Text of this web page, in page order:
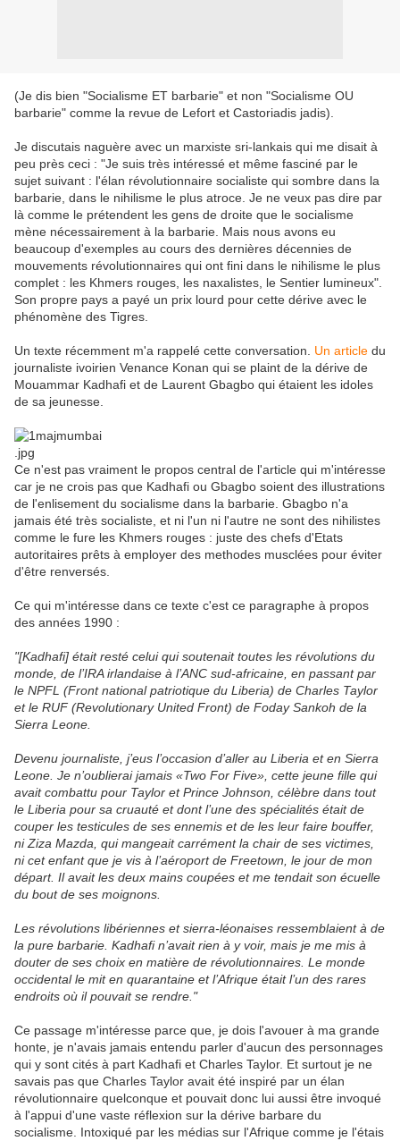
(Je dis bien "Socialisme ET barbarie" et non "Socialisme OU
barbarie" comme la revue de Lefort et Castoriadis jadis).
Je discutais naguère avec un marxiste sri-lankais qui me disait à
peu près ceci : "Je suis très intéressé et même fasciné par le
sujet suivant : l'élan révolutionnaire socialiste qui sombre dans la
barbarie, dans le nihilisme le plus atroce. Je ne veux pas dire par
là comme le prétendent les gens de droite que le socialisme
mène nécessairement à la barbarie. Mais nous avons eu
beaucoup d'exemples au cours des dernières décennies de
mouvements révolutionnaires qui ont fini dans le nihilisme le plus
complet : les Khmers rouges, les naxalistes, le Sentier lumineux".
Son propre pays a payé un prix lourd pour cette dérive avec le
phénomène des Tigres.
Un texte récemment m'a rappelé cette conversation. Un article du
journaliste ivoirien Venance Konan qui se plaint de la dérive de
Mouammar Kadhafi et de Laurent Gbagbo qui étaient les idoles
de sa jeunesse.
Ce n'est pas vraiment le propos central de l'article qui m'intéresse
car je ne crois pas que Kadhafi ou Gbagbo soient des illustrations
de l'enlisement du socialisme dans la barbarie. Gbagbo n'a
jamais été très socialiste, et ni l'un ni l'autre ne sont des nihilistes
comme le fure les Khmers rouges : juste des chefs d'Etats
autoritaires prêts à employer des methodes musclées pour éviter
d'être renversés.
Ce qui m'intéresse dans ce texte c'est ce paragraphe à propos
des années 1990 :
"[Kadhafi] était resté celui qui soutenait toutes les révolutions du
monde, de l’IRA irlandaise à l’ANC sud-africaine, en passant par
le NPFL (Front national patriotique du Liberia) de Charles Taylor
et le RUF (Revolutionary United Front) de Foday Sankoh de la
Sierra Leone.
Devenu journaliste, j’eus l’occasion d’aller au Liberia et en Sierra
Leone. Je n’oublierai jamais «Two For Five», cette jeune fille qui
avait combattu pour Taylor et Prince Johnson, célèbre dans tout
le Liberia pour sa cruauté et dont l’une des spécialités était de
couper les testicules de ses ennemis et de les leur faire bouffer,
ni Ziza Mazda, qui mangeait carrément la chair de ses victimes,
ni cet enfant que je vis à l’aéroport de Freetown, le jour de mon
départ. Il avait les deux mains coupées et me tendait son écuelle
du bout de ses moignons.
Les révolutions libériennes et sierra-léonaises ressemblaient à de
la pure barbarie. Kadhafi n’avait rien à y voir, mais je me mis à
douter de ses choix en matière de révolutionnaires. Le monde
occidental le mit en quarantaine et l’Afrique était l’un des rares
endroits où il pouvait se rendre."
Ce passage m'intéresse parce que, je dois l'avouer à ma grande
honte, je n'avais jamais entendu parler d'aucun des personnages
qui y sont cités à part Kadhafi et Charles Taylor. Et surtout je ne
savais pas que Charles Taylor avait été inspiré par un élan
révolutionnaire quelconque et pouvait donc lui aussi être invoqué
à l'appui d'une vaste réflexion sur la dérive barbare du
socialisme. Intoxiqué par les médias sur l'Afrique comme je l'étais